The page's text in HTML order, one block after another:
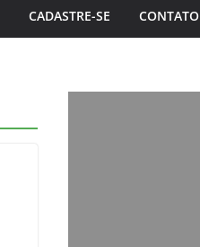
CADASTRE-SE CONTATO